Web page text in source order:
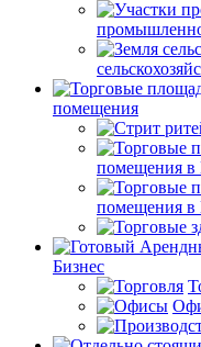
помещения
помещения в
помещения в
Бизнес